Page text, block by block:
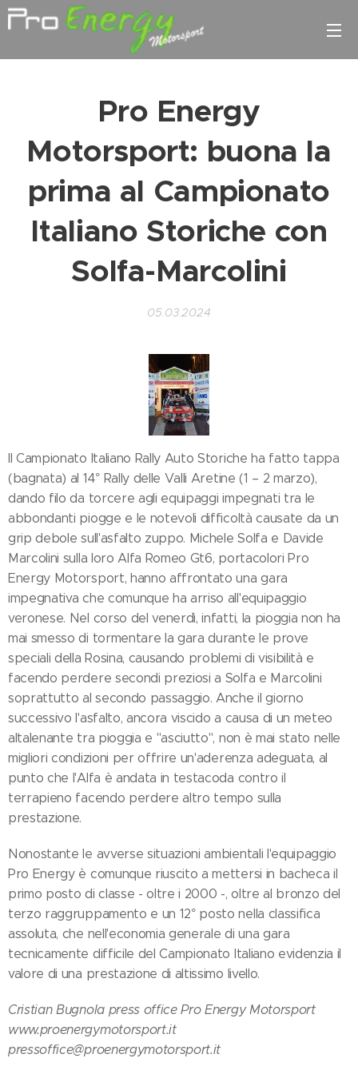
Pro Energy
Motorsport: buona la
prima al Campionato
Italiano Storiche con
Solfa-Marcolini
05.03.2024
Il Campionato Italiano Rally Auto Storiche ha fatto tappa
(bagnata) al 14° Rally delle Valli Aretine (1 – 2 marzo),
dando filo da torcere agli equipaggi impegnati tra le
abbondanti piogge e le notevoli difficoltà causate da un
grip debole sull'asfalto zuppo. Michele Solfa e Davide
Marcolini sulla loro Alfa Romeo Gt6, portacolori Pro
Energy Motorsport, hanno affrontato una gara
impegnativa che comunque ha arriso all'equipaggio
veronese. Nel corso del venerdì, infatti, la pioggia non ha
mai smesso di tormentare la gara durante le prove
speciali della Rosina, causando problemi di visibilità e
facendo perdere secondi preziosi a Solfa e Marcolini
soprattutto al secondo passaggio. Anche il giorno
successivo l'asfalto, ancora viscido a causa di un meteo
altalenante tra pioggia e "asciutto", non è mai stato nelle
migliori condizioni per offrire un'aderenza adeguata, al
punto che l'Alfa è andata in testacoda contro il
terrapieno facendo perdere altro tempo sulla
prestazione.
Nonostante le avverse situazioni ambientali l'equipaggio
Pro Energy è comunque riuscito a mettersi in bacheca il
primo posto di classe - oltre i 2000 -, oltre al bronzo del
terzo raggruppamento e un 12° posto nella classifica
assoluta, che nell'economia generale di una gara
tecnicamente difficile del Campionato Italiano evidenzia il
valore di una prestazione di altissimo livello.
Cristian Bugnola press office Pro Energy Motorsport
www.proenergymotorsport.it
pressoffice@proenergymotorsport.it